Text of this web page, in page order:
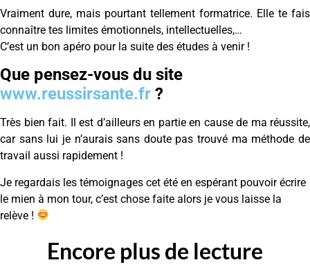
Vraiment dure, mais pourtant tellement formatrice. Elle te fais
connaître tes limites émotionnels, intellectuelles,…
C’est un bon apéro pour la suite des études à venir !
Que pensez-vous du site
www.reussirsante.fr ?
Très bien fait. Il est d’ailleurs en partie en cause de ma réussite,
car sans lui je n’aurais sans doute pas trouvé ma méthode de
travail aussi rapidement !
Je regardais les témoignages cet été en espérant pouvoir écrire
le mien à mon tour, c’est chose faite alors je vous laisse la
relève !
Encore plus de lecture